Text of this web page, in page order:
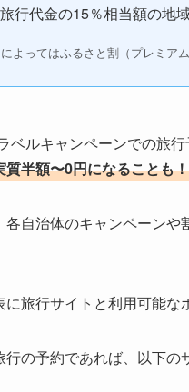
旅行代金の15％相当額の地
よってはふるさと割（プレミア
ベルキャンペーンでの旅
質半額〜0円になることも！
各自治体のキャンペーン
に旅行サイトと利用可能な
行の予約であれば、以下の